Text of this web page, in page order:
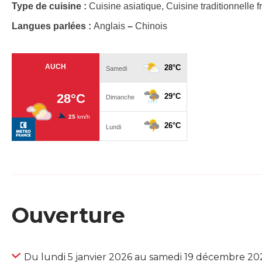
Type de cuisine : Cuisine asiatique, Cuisine traditionnelle
Langues parlées : Anglais – Chinois
Ouverture
Du lundi 5 janvier 2026 au samedi 19 décembre